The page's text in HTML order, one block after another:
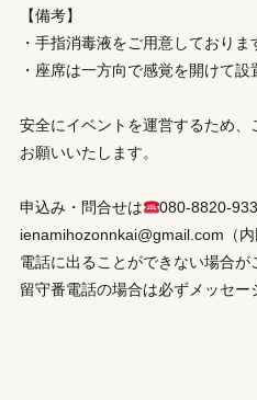
【備考】
・手指消毒液をご用意しておりま
・座席は一方向で感覚を開けて設
安全にイベントを運営するため、
お願いいたします。
申込み・問合せは
080-8820-
ienamihozonnkai@gmail.com（内
電話に出ることができない場合が
留守番電話の場合は必ずメッセー